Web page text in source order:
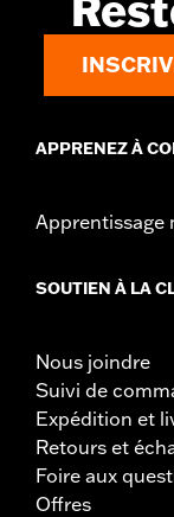
APPRENEZ À
Apprentissage
SOUTIEN À LA
Nous joindre
Suivi de
Expédition et
Retours et
Foire aux
Offres